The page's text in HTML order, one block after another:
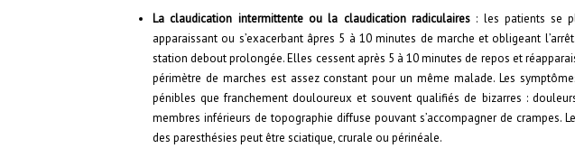
La claudication intermittente ou la claudication radiculaires : les patients se
apparaissant ou s’exacerbant âpres 5 à 10 minutes de marche et obligeant
station debout prolongée. Elles cessent après 5 à 10 minutes de repos et
périmètre de marches est assez constant pour un même malade. Les
pénibles que franchement douloureux et souvent qualifiés de bizarres :
membres inférieurs de topographie diffuse pouvant s’accompagner de crampes.
des paresthésies peut être sciatique, crurale ou périnéale.